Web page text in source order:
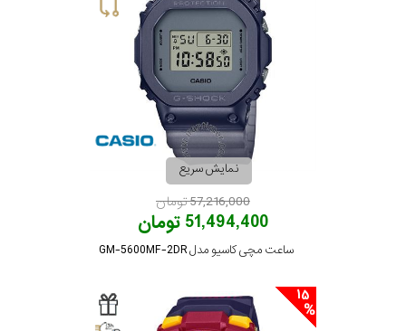
نمایش سریع
57,216,000 تومان
51,494,400 تومان
ساعت مچی کاسیو مدل GM-5600MF-2DR